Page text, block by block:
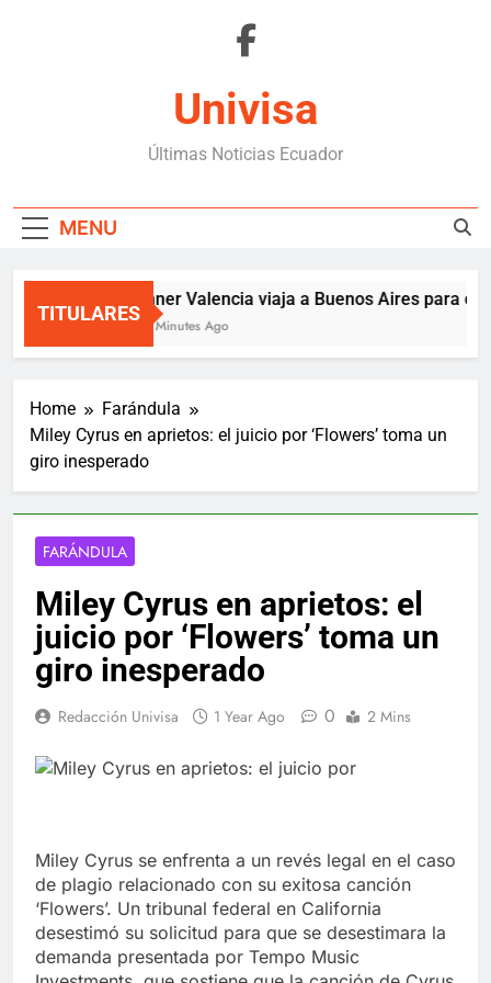
Univisa
Últimas Noticias Ecuador
MENU
TITULARES
Enner Valencia viaja a Buenos Aires para
57 Minutes Ago
Home
Farándula
Miley Cyrus en aprietos: el juicio por ‘Flowers’ toma un
giro inesperado
FARÁNDULA
Miley Cyrus en aprietos: el
juicio por ‘Flowers’ toma un
giro inesperado
Redacción Univisa 1 Year Ago 0 2 Mins
Miley Cyrus se enfrenta a un revés legal en el caso
de plagio relacionado con su exitosa canción
‘Flowers’. Un tribunal federal en California
desestimó su solicitud para que se desestimara la
demanda presentada por Tempo Music